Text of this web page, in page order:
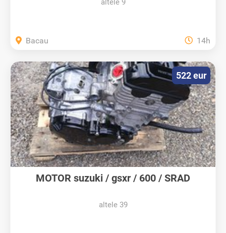
altele 9
Bacau 14h
MOTOR suzuki / gsxr / 600 / SRAD
altele 39
522 eur